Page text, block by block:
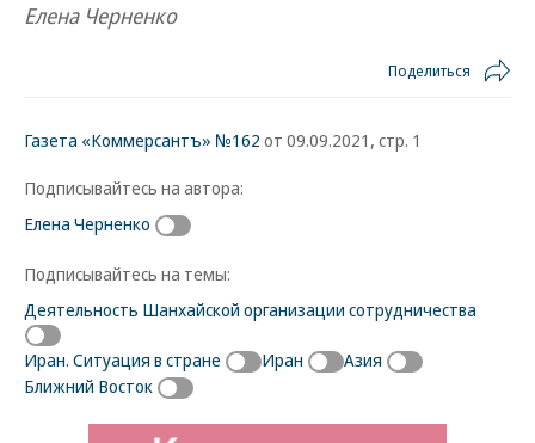
Елена Черненко
Поделиться
Газета «Коммерсантъ» №162 от 09.09.2021, стр. 1
Подписывайтесь на автора:
Елена Черненко
Подписывайтесь на темы:
Деятельность Шанхайской организации сотрудничества
Иран. Ситуация в стране Иран
Азия
Ближний Восток